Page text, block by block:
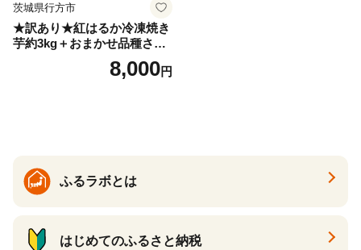
茨城県行方市
★訳あり★紅はるか冷凍焼き
芋約3kg＋おまかせ品種さつ
まいも 合計約3.2kg｜さつ
まいも サツマイモ さつま芋
8,000円
ふるラボとは
はじめてのふるさと納税